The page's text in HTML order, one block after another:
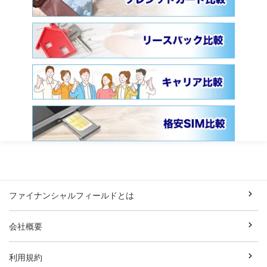
ファイナンシャルフィールドとは
会社概要
利用規約